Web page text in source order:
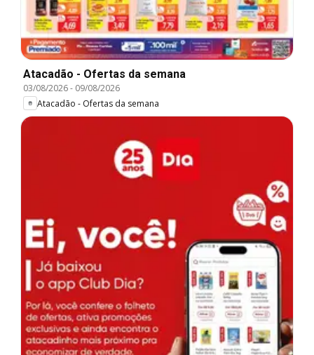
Atacadão - Ofertas da semana
03/08/2026- 09/08/2026
Atacadão - Ofertas da semana